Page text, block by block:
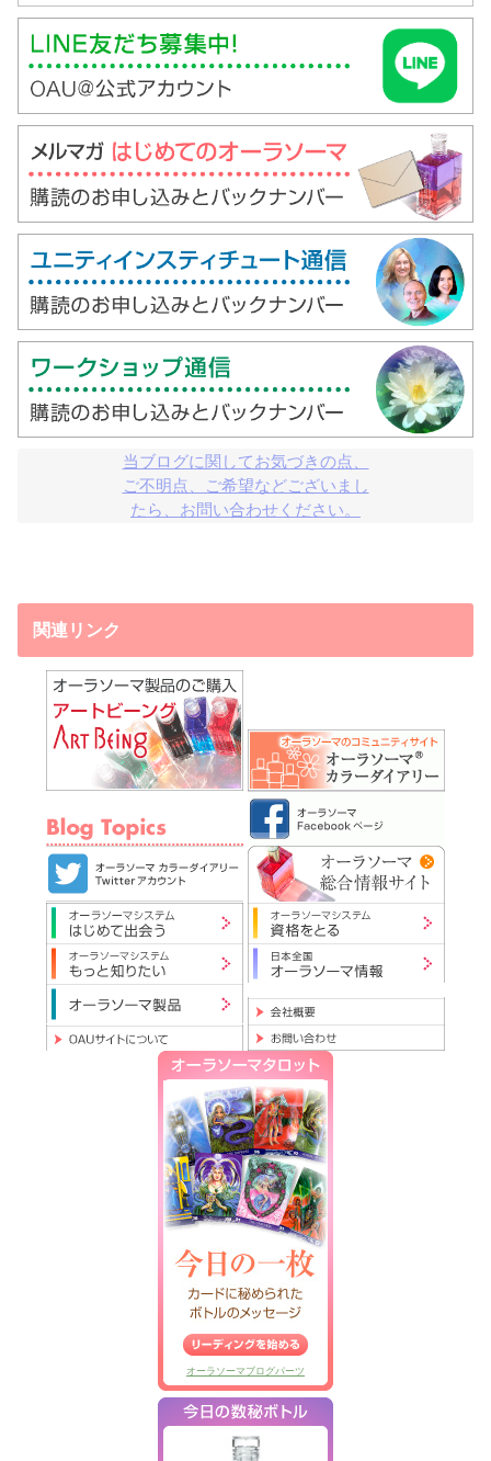
当ブログに関してお気づきの点、
ご不明点、ご希望などございまし
たら、お問い合わせください。
関連リンク